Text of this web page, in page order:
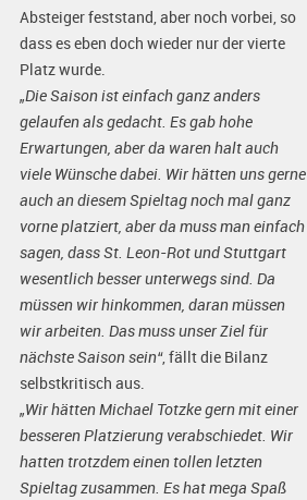
Absteiger feststand, aber noch vorbei, so
dass es eben doch wieder nur der vierte
Platz wurde.
„Die Saison ist einfach ganz anders
gelaufen als gedacht. Es gab hohe
Erwartungen, aber da waren halt auch
viele Wünsche dabei. Wir hätten uns gerne
auch an diesem Spieltag noch mal ganz
vorne platziert, aber da muss man einfach
sagen, dass St. Leon-Rot und Stuttgart
wesentlich besser unterwegs sind. Da
müssen wir hinkommen, daran müssen
wir arbeiten. Das muss unser Ziel für
nächste Saison sein“, fällt die Bilanz
selbstkritisch aus.
„Wir hätten Michael Totzke gern mit einer
besseren Platzierung verabschiedet. Wir
hatten trotzdem einen tollen letzten
Spieltag zusammen. Es hat mega Spaß